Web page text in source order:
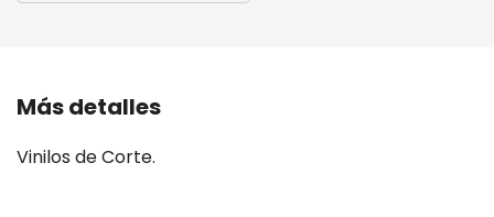
Más detalles
Vinilos de Corte.